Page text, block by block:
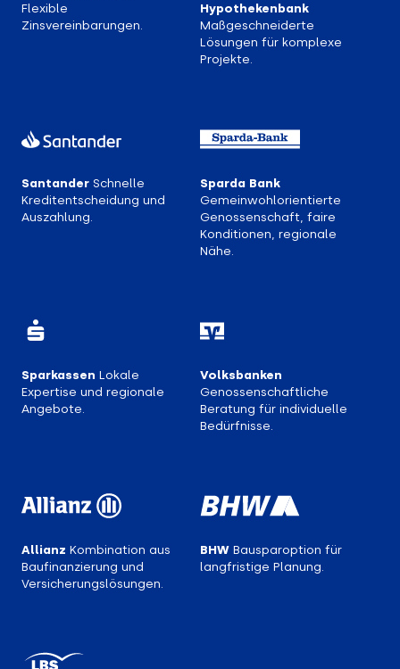
Flexible
Zinsvereinbarungen.
Hypothekenbank
Maßgeschneiderte
Lösungen für komplexe
Projekte.
Santander Schnelle
Kreditentscheidung und
Auszahlung.
Sparda Bank
Gemeinwohlorientierte
Genossenschaft, faire
Konditionen, regionale
Nähe.
Sparkassen Lokale
Expertise und regionale
Angebote.
Volksbanken
Genossenschaftliche
Beratung für individuelle
Bedürfnisse.
Allianz Kombination aus
Baufinanzierung und
Versicherungs­lösungen.
BHW Bausparoption für
langfristige Planung.